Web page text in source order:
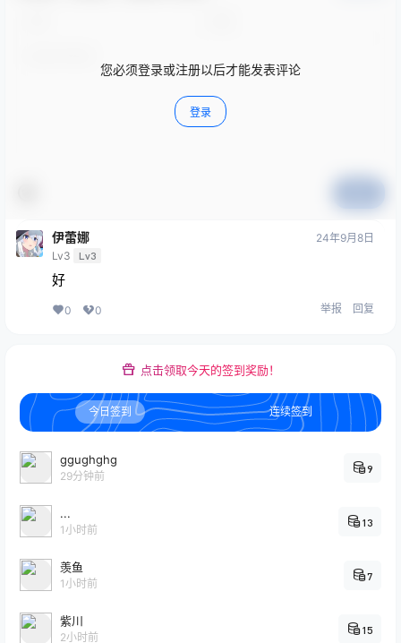
您必须登录或注册以后才能发表评论
登录
伊蕾娜
Lv3 Lv3
24年9月8日
好
0 0 举报 回复
点击领取今天的签到奖励！
今日签到 连续签到
ggughghg
29分钟前
9
...
1小时前
13
羡鱼
1小时前
7
紫川
2小时前
15